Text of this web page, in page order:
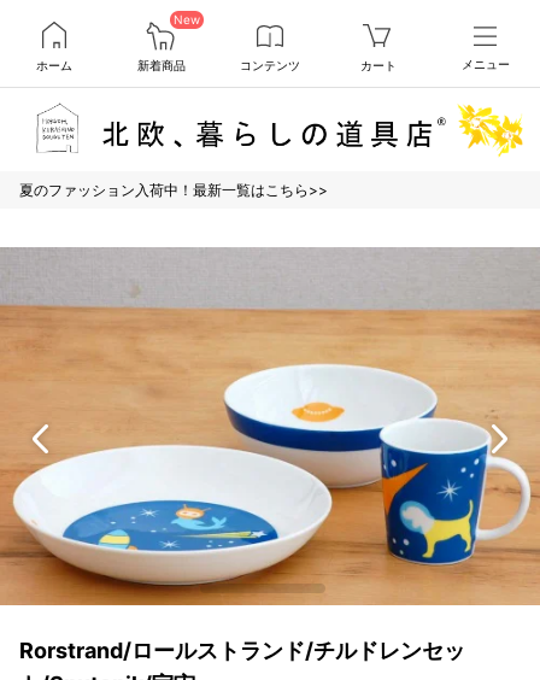
ホーム
New
新着商品 コンテンツ カート メニュー
夏のファッション入荷中！最新一覧はこちら>>
Rorstrand/ロールストランド/チルドレンセッ